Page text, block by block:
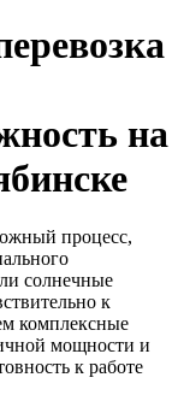
на
процесс,
солнечные
к
комплексные
мощности и
к работе